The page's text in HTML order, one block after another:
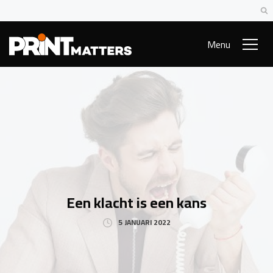
Menu
Een klacht is een kans
5 JANUARI 2022